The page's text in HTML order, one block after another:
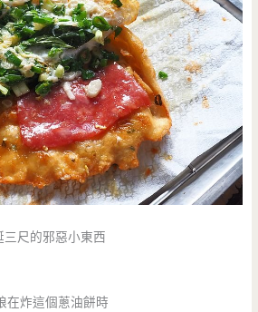
尺的邪惡小東西
在炸這個蔥油餅時